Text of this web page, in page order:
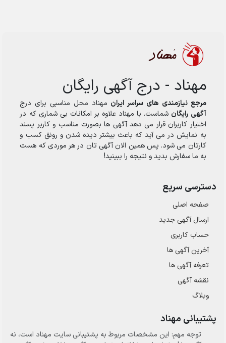
مهناد - درج آگهی رایگان
مرجع نیازمندی های سراسر ایران مهناد محل مناسبی برای درج
آگهی رایگان شماست. با مهناد علاوه بر امکانات بی شماری که در
اختیار کاربران قرار می دهد آگهی ها بصورت مناسب و کاربر پسند
به نمایش در می آید که باعث بیشتر دیده شدن و رونق کسب و
کارتان می شود. پس همین الان آگهی تان در هر موردی که هست
به ما سفارش بدید و نتیجه را ببینید!
دسترسی سریع
صفحه اصلی
ارسال‌ آگهی جدید
حساب کاربری
آخرین آگهی ها
تعرفه آگهی ها
نقشه آگهی
وبلاگ
پشتیبانی مهناد
توجه مهم: این مشخصات مربوط به پشتیبانی سایت مهناد است، نه